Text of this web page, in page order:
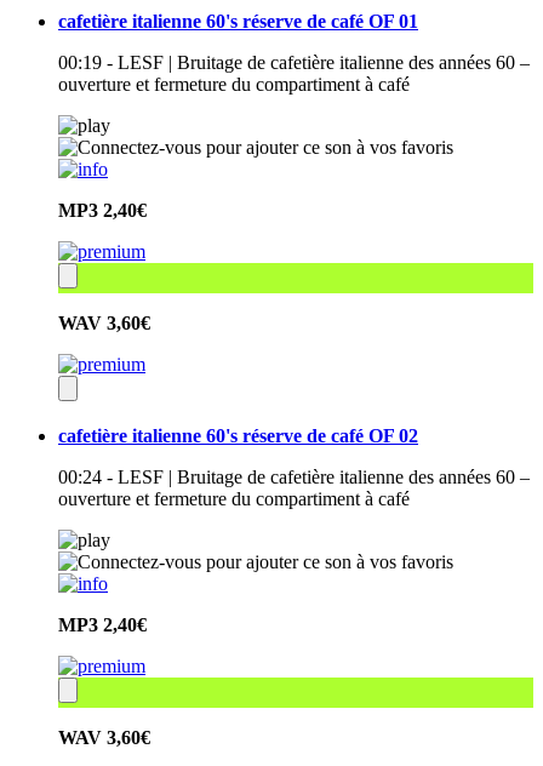
cafetière italienne 60's réserve de café OF 01
00:19 - LESF | Bruitage de cafetière italienne des années 60 –
ouverture et fermeture du compartiment à café
MP3 2,40€
WAV 3,60€
cafetière italienne 60's réserve de café OF 02
00:24 - LESF | Bruitage de cafetière italienne des années 60 –
ouverture et fermeture du compartiment à café
MP3 2,40€
WAV 3,60€